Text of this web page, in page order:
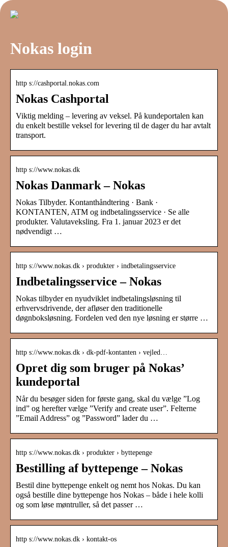
Nokas login
http s://cashportal.nokas.com
Nokas Cashportal
Viktig melding – levering av veksel. På kundeportalen kan
du enkelt bestille veksel for levering til de dager du har avtalt
transport.
http s://www.nokas.dk
Nokas Danmark – Nokas
Nokas Tilbyder. Kontanthåndtering · Bank ·
KONTANTEN, ATM og indbetalingsservice · Se alle
produkter. Valutaveksling. Fra 1. januar 2023 er det
nødvendigt …
http s://www.nokas.dk › produkter › indbetalingsservice
Indbetalingsservice – Nokas
Nokas tilbyder en nyudviklet indbetalingsløsning til
erhvervsdrivende, der afløser den traditionelle
døgnboksløsning. Fordelen ved den nye løsning er større …
http s://www.nokas.dk › dk-pdf-kontanten › vejled…
Opret dig som bruger på Nokas’
kundeportal
Når du besøger siden for første gang, skal du vælge ”Log
ind” og herefter vælge ”Verify and create user”. Felterne
”Email Address” og ”Password” lader du …
http s://www.nokas.dk › produkter › byttepenge
Bestilling af byttepenge – Nokas
Bestil dine byttepenge enkelt og nemt hos Nokas. Du kan
også bestille dine byttepenge hos Nokas – både i hele kolli
og som løse møntruller, så det passer …
http s://www.nokas.dk › kontakt-os